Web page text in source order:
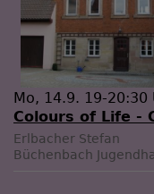
Mo, 14.9. 19-20:30
Colours of Life -
Erlbacher Stefan
Büchenbach